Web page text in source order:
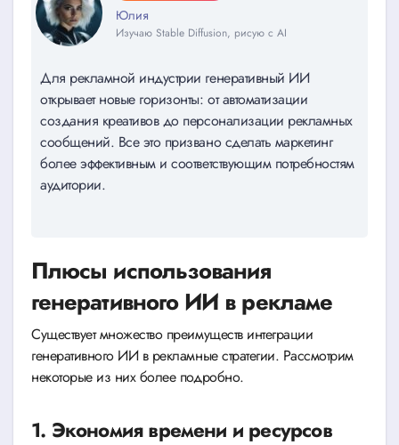
Юлия
Изучаю Stable Diffusion, рисую с AI
Для рекламной индустрии генеративный ИИ
открывает новые горизонты: от автоматизации
создания креативов до персонализации рекламных
сообщений. Все это призвано сделать маркетинг
более эффективным и соответствующим потребностям
аудитории.
Плюсы использования
генеративного ИИ в рекламе
Существует множество преимуществ интеграции
генеративного ИИ в рекламные стратегии. Рассмотрим
некоторые из них более подробно.
1. Экономия времени и ресурсов